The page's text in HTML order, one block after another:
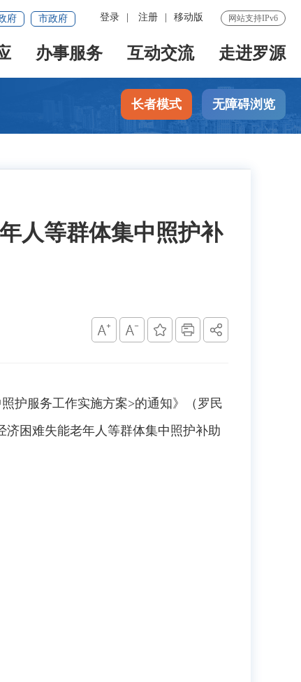
网站支持IPv6
登录 注册 移动版
府 市政府
办事服务 互动交流 走进罗源
长者模式 无障碍浏览
人等群体集中照护补
护服务工作实施方案>的通知》（罗民
济困难失能老年人等群体集中照护补助